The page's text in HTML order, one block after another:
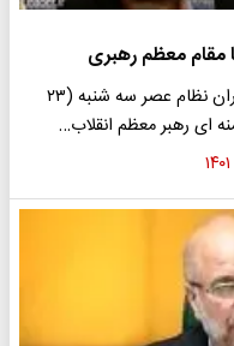
مقام معظم رهبری
سران قوا و جمعی از مسئولان و کارگزاران نظام عصر سه شنبه (۲۳